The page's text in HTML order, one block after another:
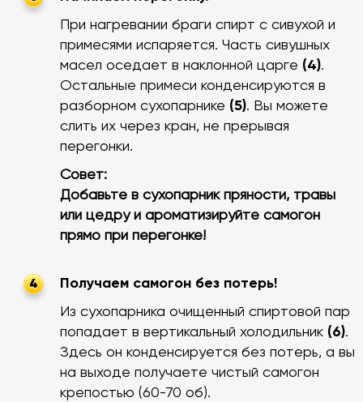
При нагревании браги спирт с сивухой и
примесями испаряется. Часть сивушных
масел оседает в наклонной царге (4).
Остальные примеси конденсируются в
разборном сухопарнике (5). Вы можете
слить их через кран, не прерывая
перегонки.
Совет:
Добавьте в сухопарник пряности, травы
или цедру и ароматизируйте самогон
прямо при перегонке!
4
Получаем самогон без потерь!
Из сухопарника очищенный спиртовой пар
попадает в вертикальный холодильник (6).
Здесь он конденсируется без потерь, а вы
на выходе получаете чистый самогон
крепостью (60-70 об).